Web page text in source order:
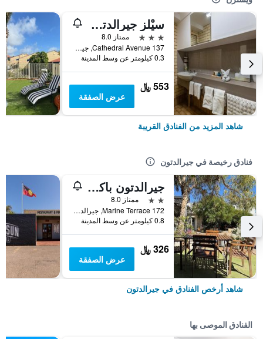
سيْلز جيرالدتون أكوموديشن
3 نجوم
ممتاز 8.0
137 Cathedral Avenue, جيرالدتون, WA, أستراليا
0.3 كيلومتر عن وسط المدينة
553 ﷼
عرض الصفقة
شاهد المزيد من الفنادق القريبة
فنادق رخيصة في جيرالدتون
جيرالدتون باكباكرز أون ذا فورشور
2 نجمتين
ممتاز 8.0
172 Marine Terrace, جيرالدتون, WA, أستراليا
0.8 كيلومتر عن وسط المدينة
326 ﷼
عرض الصفقة
شاهد أرخص الفنادق في جيرالدتون
الفنادق الموصى بها